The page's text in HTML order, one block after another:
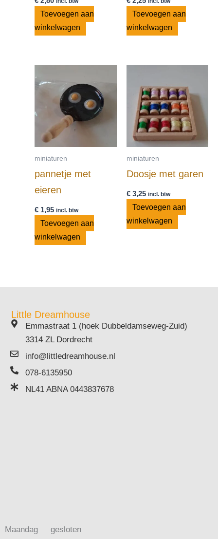
Toevoegen aan
winkelwagen
Toevoegen aan
winkelwagen
miniaturen
pannetje met
eieren
€ 1,95 incl. btw
Toevoegen aan
winkelwagen
miniaturen
Doosje met garen
€3,25 incl. btw
Toevoegen aan
winkelwagen
Little Dreamhouse
Emmastraat 1 (hoek Dubbeldamseweg-Zuid)
3314 ZL Dordrecht
info@littledreamhouse.nl
078-6135950
NL41 ABNA 0443837678
Maandag
gesloten